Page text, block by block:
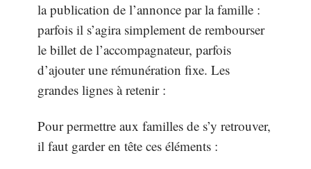
la publication de l’annonce par la famille :
parfois il s’agira simplement de rembourser
le billet de l’accompagnateur, parfois
d’ajouter une rémunération fixe. Les
grandes lignes à retenir :
Pour permettre aux familles de s’y retrouver,
il faut garder en tête ces éléments :